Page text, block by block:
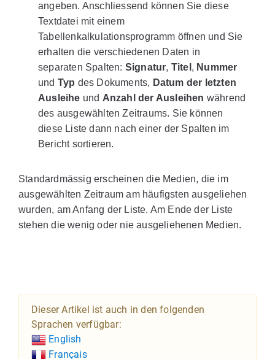
angeben. Anschliessend können Sie diese
Textdatei mit einem
Tabellenkalkulationsprogramm öffnen und Sie
erhalten die verschiedenen Daten in
separaten Spalten: Signatur, Titel , Nummer
und Typ des Dokuments, Datum der letzten
Ausleihe und Anzahl der Ausleihen während
des ausgewählten Zeitraums. Sie können
diese Liste dann nach einer der Spalten im
Bericht sortieren.
Standardmässig erscheinen die Medien, die im
ausgewählten Zeitraum am häufigsten ausgeliehen
wurden, am Anfang der Liste. Am Ende der Liste
stehen die wenig oder nie ausgeliehenen Medien.
Dieser Artikel ist auch in den folgenden
Sprachen verfügbar:
English
Français